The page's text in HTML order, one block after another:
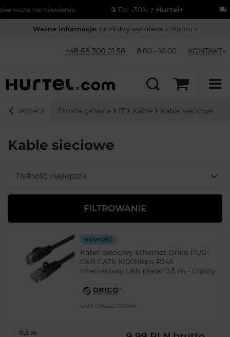
zamówienie Do -30% zHurtel+
Ważne informacje: produkty wycofane z obrotu »
+48 68 300 01 56 8:00 - 16:00 KONTAKT
Wstecz Strona główna IT Kable Kable sieciowe
Kable sieciowe
Zmień sortowanie
Trafność: najlepsza
FILTROWANIE
NOWOŚĆ
Kabel sieciowy Ethernet Orico PUG-
C6B CAT6 1000Mbps RJ45
internetowy LAN płaski 0,5 m - czarny
EAN: 6942227180841
0,5 m